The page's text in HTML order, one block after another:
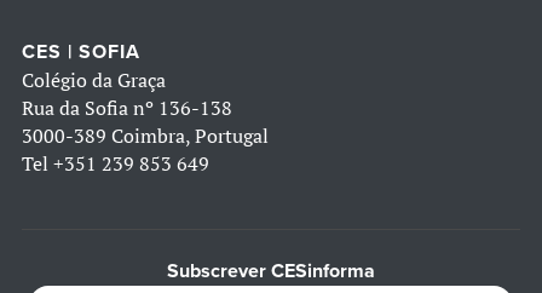
CES | SOFIA
Colégio da Graça
Rua da Sofia nº 136-138
3000-389 Coimbra, Portugal
Tel +351 239 853 649
Subscrever CESinforma